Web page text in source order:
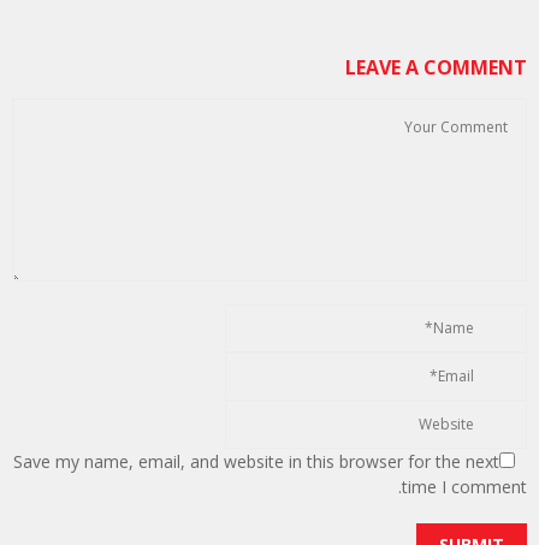
LEAVE A COMMENT
Save my name, email, and website in this browser for the next
time I comment.